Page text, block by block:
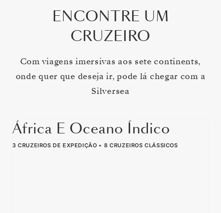
ENCONTRE UM
CRUZEIRO
Com viagens imersivas aos sete continents,
onde quer que deseja ir, pode lá chegar com a
Silversea
África E Oceano Índico
3 CRUZEIROS DE EXPEDIÇÃO 8 CRUZEIROS CLÁSSICOS